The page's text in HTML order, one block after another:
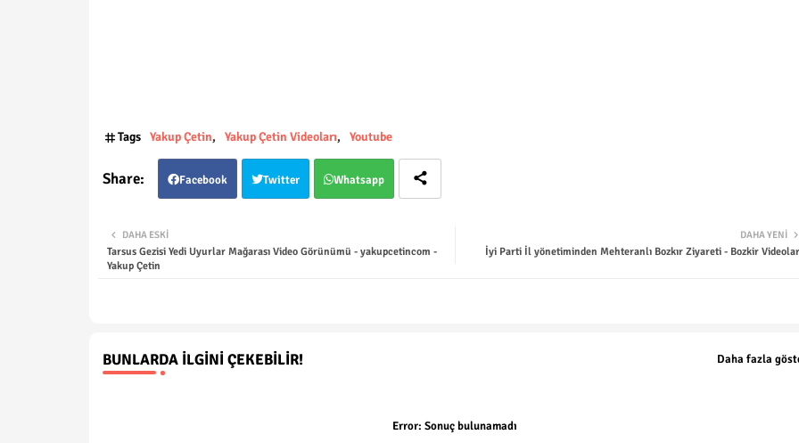
Tags Yakup Çetin Yakup Çetin Videoları Youtube
Facebook Twitter Whatsapp
DAHA YENI
İyi Parti İl yönetiminden Mehteranlı Bozkır Ziyareti - Bozkir
DAHA ESKI
Tarsus Gezisi Yedi Uyurlar Mağarası Video Görünümü - yakupcetincom -
Yakup Çetin
BUNLARDA İLGINI ÇEKEBILIR! Daha fazla
Error: Sonuç bulunamadı